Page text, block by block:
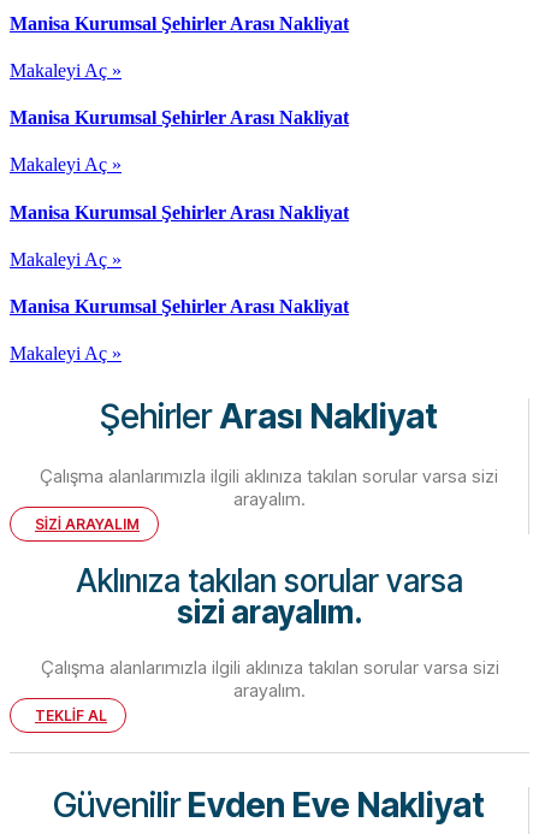
Manisa Kurumsal Şehirler Arası Nakliyat
Makaleyi Aç »
Manisa Kurumsal Şehirler Arası Nakliyat
Makaleyi Aç »
Manisa Kurumsal Şehirler Arası Nakliyat
Makaleyi Aç »
Manisa Kurumsal Şehirler Arası Nakliyat
Makaleyi Aç »
ŞehirlerArası Nakliyat
Çalışma alanlarımızla ilgili aklınıza takılan sorular varsa sizi
arayalım.
SİZİ ARAYALIM
Aklınıza takılan sorular varsa
sizi arayalım.
Çalışma alanlarımızla ilgili aklınıza takılan sorular varsa sizi
arayalım.
TEKLİF AL
GüvenilirEvden Eve Nakliyat